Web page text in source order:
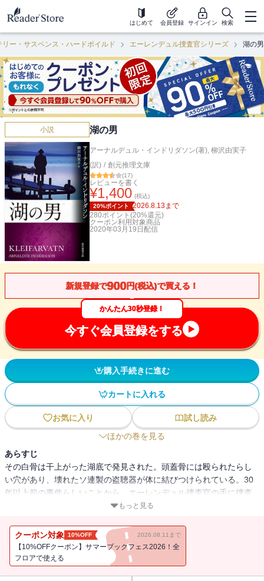
はじめて 会員登録 サインイン 検索
リー・サスペンス・ハードボイルド エーレンデュル捜査官シリーズ 湖の男
小説 湖の男
アーナルデュル・インドリダソン(著), 柳沢由実子
(訳) / 創元推理文庫
(17)
レビューを書く
¥1,400 (税込)
20%ポイント
2026.8.13まで
280ポイント(20%還元)
クーポン利用対象商品
2020年03月19日 配信
新規登録で900円(税込)で買える！
かんたん30秒登録！
今すぐ会員登録をする
購入手続きに進む
カートに入れる
お気に入り
試し読み
ほかの巻を見る
あらすじ
その白骨は干上がった湖底で発見された。頭蓋骨には殴られたらし
い穴があり、壊れたソ連製の盗聴器が体に結びつけられている。30
年以上前の事件らしいことから、エーレンデュル捜査官の手に捜査
が委ねられた。丹念な調査の末、ある失踪事件が浮かび上がる。ア
を残し消息を絶っていたのだ。男の名は偽名で、彼の身分証明記録
は一切なかった。男は何者で、何故消されたのか？ 捜査が浮かび
あがらせたのは、時代に翻弄された哀しい人々の真実だった。北欧
もっと見る
クーポン対象 10%OFF 2026.08.11まで
【10%OFFクーポン】サマーブックフェス2026！全
フロアで使える